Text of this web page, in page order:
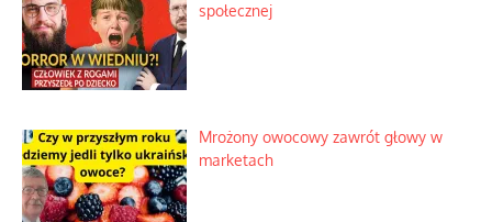
społecznej
Mrożony owocowy zawrót głowy w
marketach